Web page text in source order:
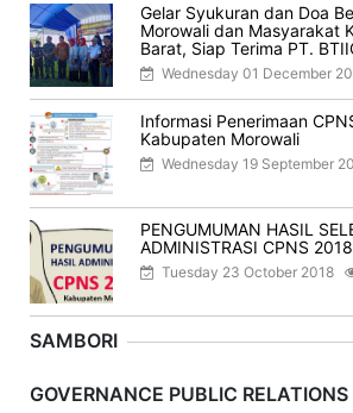
Gelar Syukuran dan Doa
Morowali dan Masyarakat
Barat, Siap Terima PT.
Wednesday 01 December
Informasi Penerimaan
Kabupaten Morowali
Wednesday 19 September
PENGUMUMAN HASIL
ADMINISTRASI CPNS
Tuesday 23 October 2018
SAMBORI
Previous
GOVERNANCE PUBLIC RELATIONS